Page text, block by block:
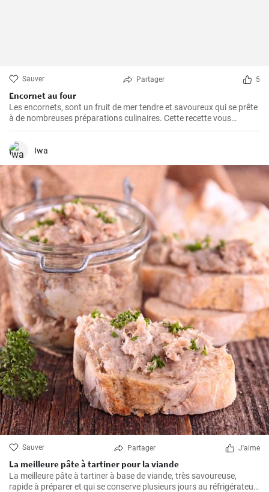
Sauver Partager 5
Encornet au four
Les encornets, sont un fruit de mer tendre et savoureux qui se prête
à de nombreuses préparations culinaires. Cette recette vous
guidera à travers les étapes pour préparer des encornets farcis avec
une garniture de légumes et de riz.
Iwa
Sauver Partager J'aime
La meilleure pâte à tartiner pour la viande
La meilleure pâte à tartiner à base de viande, très savoureuse,
rapide à préparer et qui se conserve plusieurs jours au réfrigérateur.